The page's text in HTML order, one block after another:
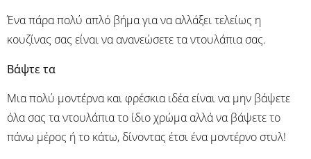
Ένα πάρα πολύ απλό βήμα για να αλλάξει τελείως η
κουζίνας σας είναι να ανανεώσετε τα ντουλάπια σας.
Βάψτε τα
Μια πολύ μοντέρνα και φρέσκια ιδέα είναι να μην βάψετε
όλα σας τα ντουλάπια το ίδιο χρώμα αλλά να βάψετε το
πάνω μέρος ή το κάτω, δίνοντας έτσι ένα μοντέρνο στυλ!